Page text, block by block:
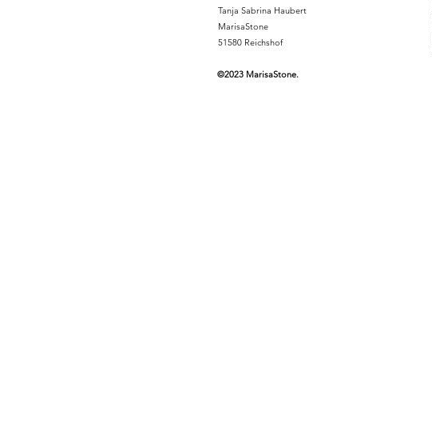
Tanja Sabrina Haubert
MarisaStone
51580 Reichshof
©2023 MarisaStone.